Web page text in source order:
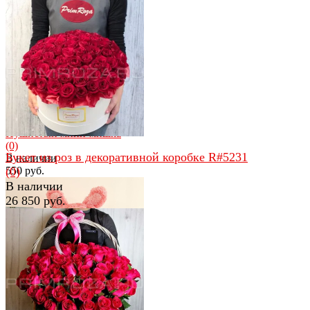
избранное сравнить
избранное сравнить
Пушистый мини-мишка
(0)
В наличии
550 руб.
избранное сравнить
избранное сравнить
Букет из роз в декоративной коробке R#5231
(0)
В наличии
26 850 руб.